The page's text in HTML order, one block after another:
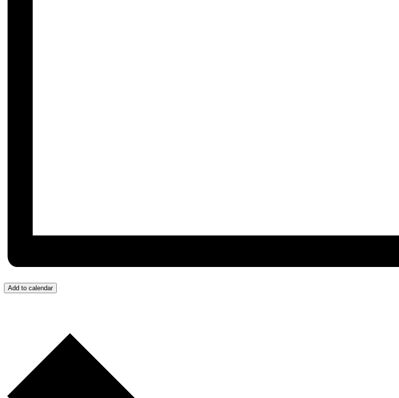
Add to calendar